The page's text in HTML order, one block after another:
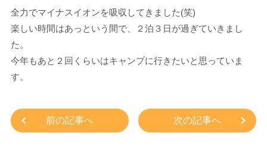
全力でマイナスイオンを吸収してきました(笑)
楽しい時間はあっという間で、２泊３日が過ぎていきまし
た。
今年もあと２回くらいはキャンプに行きたいと思っていま
す。
前の記事へ 次の記事へ